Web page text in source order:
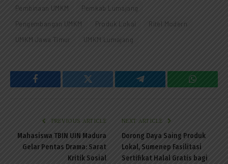
Pembinaan UMKM
Pemkab Lumajang
Pengembangan UMKM
Produk Lokal
Ritel Modern
UMKM Jawa Timur
UMKM Lumajang
Facebook Twitter Telegram
PREVIOUS ARTICLE
Mahasiswa TBIN UIN Madura
Gelar Pentas Drama: Sarat
Kritik Sosial
NEXT ARTICLE
Dorong Daya Saing Produk
Lokal, Sumenep Fasilitasi
Sertifikat Halal Gratis bagi